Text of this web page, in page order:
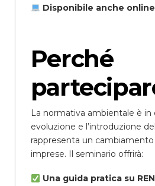
Disponibile anche online
Perché
La normativa ambientale è in
evoluzione e l’introduzione
rappresenta un
imprese. Il seminario offrirà:
Una guida pratica su